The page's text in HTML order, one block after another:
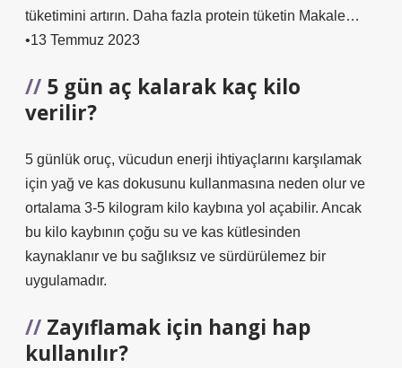
tüketimini artırın. Daha fazla protein tüketin Makale…
•13 Temmuz 2023
5 gün aç kalarak kaç kilo
verilir?
5 günlük oruç, vücudun enerji ihtiyaçlarını karşılamak
için yağ ve kas dokusunu kullanmasına neden olur ve
ortalama 3-5 kilogram kilo kaybına yol açabilir. Ancak
bu kilo kaybının çoğu su ve kas kütlesinden
kaynaklanır ve bu sağlıksız ve sürdürülemez bir
uygulamadır.
Zayıflamak için hangi hap
kullanılır?